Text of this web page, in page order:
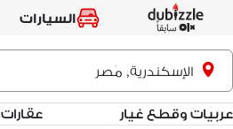
السيارات
الإسكندرية, مَصر
عربيات وقطع غيار عقارات